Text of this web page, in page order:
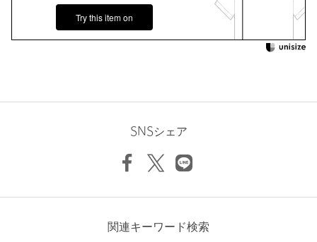
Try this item on
SNSシェア
関連キーワード検索